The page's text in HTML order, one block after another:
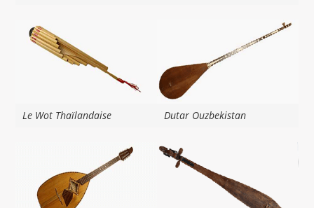
Le Wot Thaïlandaise Dutar Ouzbekistan